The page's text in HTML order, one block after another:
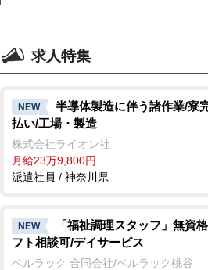
求人特集
NEW
半導体製造に伴う諸作業/寮
払い/工場・製造
株式会社ライオン社
月給23万9,800円
派遣社員 / 神奈川県
NEW
「福祉調理スタッフ」無資
フト相談可/デイサービス
ベルラック 合同会社/ベルラック桃谷